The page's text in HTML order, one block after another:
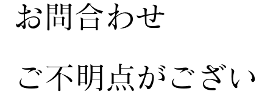
お問合わせ
ご不明点がござい